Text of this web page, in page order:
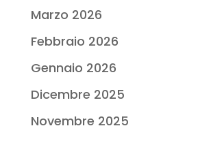
Marzo 2026
Febbraio 2026
Gennaio 2026
Dicembre 2025
Novembre 2025